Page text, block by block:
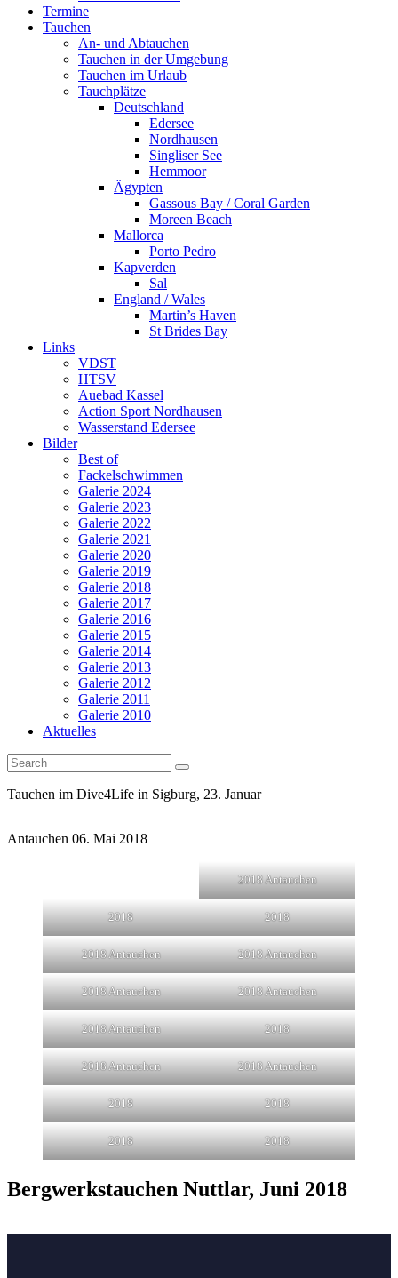
Termine
Tauchen
An- und Abtauchen
Tauchen in der Umgebung
Tauchen im Urlaub
Tauchplätze
Deutschland
Edersee
Nordhausen
Singliser See
Hemmoor
Ägypten
Gassous Bay / Coral Garden
Moreen Beach
Mallorca
Porto Pedro
Kapverden
Sal
England / Wales
Martin’s Haven
St Brides Bay
Links
VDST
HTSV
Auebad Kassel
Action Sport Nordhausen
Wasserstand Edersee
Bilder
Best of
Fackelschwimmen
Galerie 2024
Galerie 2023
Galerie 2022
Galerie 2021
Galerie 2020
Galerie 2019
Galerie 2018
Galerie 2017
Galerie 2016
Galerie 2015
Galerie 2014
Galerie 2013
Galerie 2012
Galerie 2011
Galerie 2010
Aktuelles
Tauchen im Dive4Life in Sigburg, 23. Januar
Antauchen 06. Mai 2018
2018 Antauchen
2018 2018
2018 Antauchen 2018 Antauchen
2018 Antauchen 2018 Antauchen
2018 Antauchen 2018
2018 Antauchen 2018 Antauchen
2018 2018
2018 2018
Bergwerkstauchen Nuttlar, Juni 2018